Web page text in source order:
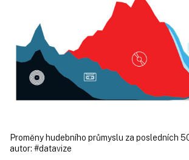
Proměny hudebního průmyslu za posledních
autor: #datavize